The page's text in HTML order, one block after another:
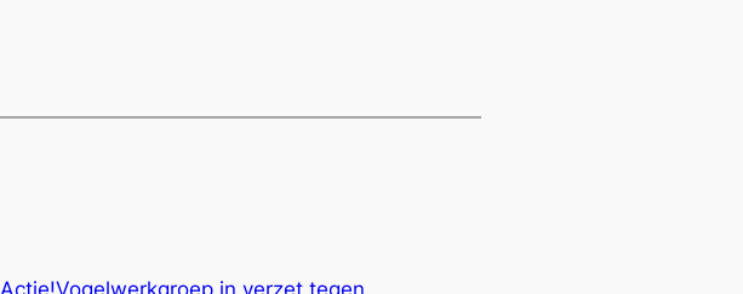
Actie!Vogelwerkgroep in verzet tegen